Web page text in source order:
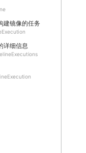
建镜像的任务
详细信息